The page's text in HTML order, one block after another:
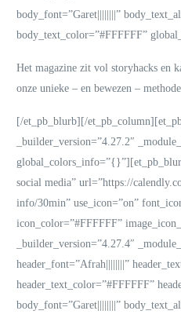
body_font=”Garet||||||||”
body_text_color=”#FFFFFF”
Het magazine zit vol storyhacks en
onze unieke – en bewezen –
[/et_pb_blurb][/
_builder_version=”4.27.2″
social media” url=”https://
info/30min” use_icon=”on”
icon_color=”#FFFFFF”
_builder_version=”4.27.4″
header_font=”Afrah||||||||”
header_text_color=”#FFFFFF”
body_font=”Garet||||||||”